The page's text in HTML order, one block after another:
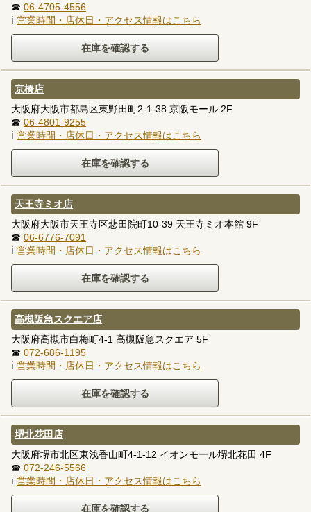
☎ 06-4705-4556
ℹ 営業時間・店休日・アクセス情報はこちら
京橋店
大阪府大阪市都島区東野田町2-1-38 京阪モール 2F
☎ 06-4801-9255
ℹ 営業時間・店休日・アクセス情報はこちら
天王寺ミオ店
大阪府大阪市天王寺区悲田院町10-39 天王寺ミオ本館 9F
☎ 06-6776-7091
ℹ 営業時間・店休日・アクセス情報はこちら
高槻阪急スクエア店
大阪府高槻市白梅町4-1 高槻阪急スクエア 5F
☎ 072-686-1195
ℹ 営業時間・店休日・アクセス情報はこちら
堺北花田店
大阪府堺市北区東浅香山町4-1-12 イオンモール堺北花田 4F
☎ 072-246-5566
ℹ 営業時間・店休日・アクセス情報はこちら